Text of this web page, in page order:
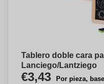
Tablero doble cara
Lanciego/Lantziego
€3,43 Por pieza,